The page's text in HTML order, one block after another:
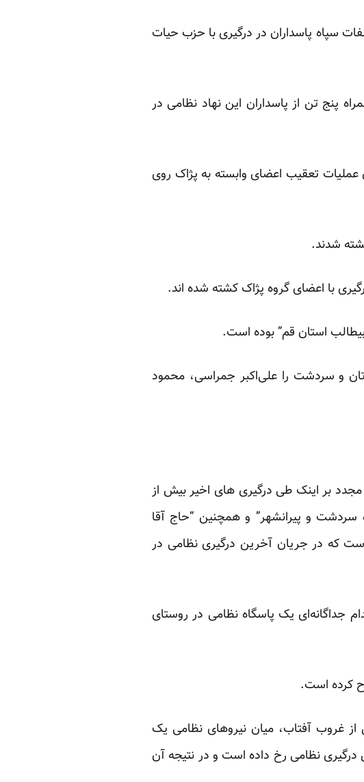
سپاه پاسداران در درگیری با حزب حیات
پنج تن از پاسداران این نهاد نظامی در
تعقیب اعضای وابسته به پژاک روی
شدند.
با اعضای گروه پژاک کشته شده اند.
استان قم” بوده است.
و سردشت را علی‌اکبر جمراسی، محمود
مجدد بر اینک طی درگیری های اخیر بیش از
سردشت و پیرانشهر” و همچنین “حاج آقا
است که در جریان آخرین درگیری نظامی در
یک پاسگاه نظامی در روستای
“پنج شنبه، 30 تیر ماه، لحظاتی قبل از غروب آفتاب، میان نیروهای نظامی یک
و افراد مسلح ناشناس درگیری نظامی رخ داده است و در نتیجه آن